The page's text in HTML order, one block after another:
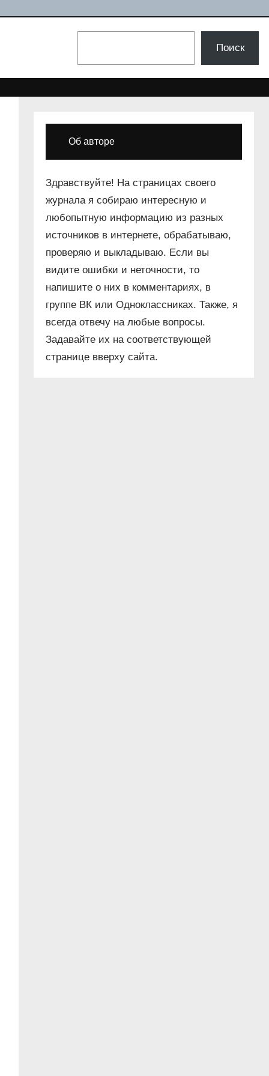
Поиск
Об авторе
Здравствуйте! На страницах своего
журнала я собираю интересную и
любопытную информацию из разных
источников в интернете, обрабатываю,
проверяю и выкладываю. Если вы
видите ошибки и неточности, то
напишите о них в комментариях, в
группе ВК или Одноклассниках. Также, я
всегда отвечу на любые вопросы.
Задавайте их на соответствующей
странице вверху сайта.